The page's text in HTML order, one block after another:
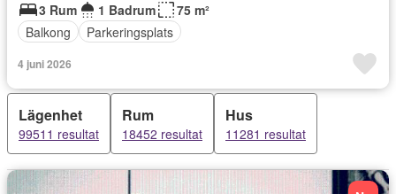
3 Rum
1 Badrum
75 m²
Balkong
Parkeringsplats
4 juni 2026
Lägenhet
99511 resultat
Rum
18452 resultat
Hus
11281 resultat